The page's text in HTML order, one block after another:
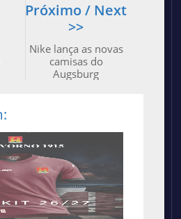
Próximo / Next
>>
Nike lança as novas
camisas do
Augsburg